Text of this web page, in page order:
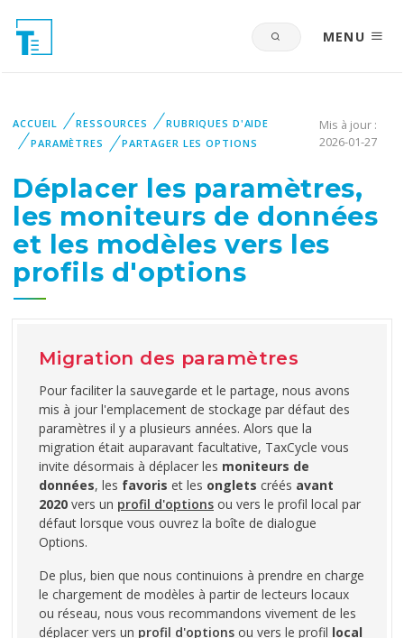
MENU
ACCUEIL RESSOURCES
RUBRIQUES D'AIDE
PARAMÈTRES
PARTAGER LES OPTIONS
Mis à jour :
2026-01-27
Déplacer les paramètres,
les moniteurs de données
et les modèles vers les
profils d'options
Migration des paramètres
Pour faciliter la sauvegarde et le partage, nous avons
mis à jour l'emplacement de stockage par défaut des
paramètres il y a plusieurs années. Alors que la
migration était auparavant facultative, TaxCycle vous
invite désormais à déplacer les moniteurs de
données, les favoris et les onglets créés avant
2020 vers un profil d'options ou vers le profil local par
défaut lorsque vous ouvrez la boîte de dialogue
Options.
De plus, bien que nous continuions à prendre en charge
le chargement de modèles à partir de lecteurs locaux
ou réseau, nous vous recommandons vivement de les
déplacer vers un profil d'options ou vers le profil local